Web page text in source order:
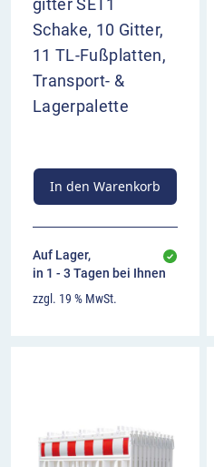
gitter SET1
Schake, 10 Gitter,
11 TL-Fußplatten,
Transport- &
Lagerpalette
In den Warenkorb
Auf Lager,
in 1 - 3 Tagen bei Ihnen
zzgl. 19 % MwSt.